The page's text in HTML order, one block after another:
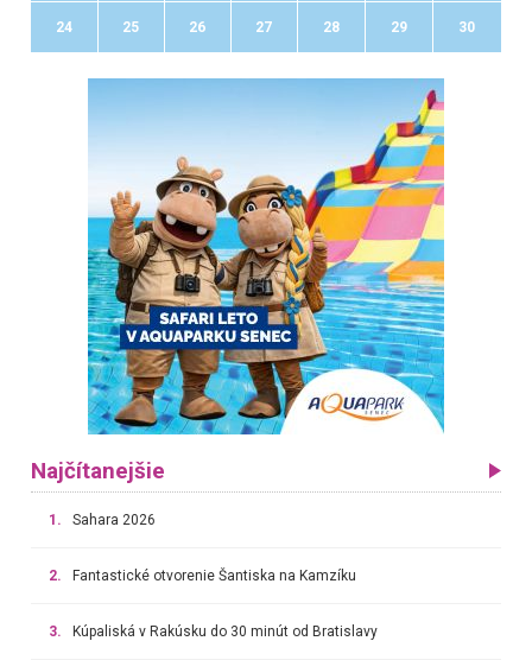
24 25 26 27 28 29 30
Najčítanejšie
1. Sahara 2026
2. Fantastické otvorenie Šantiska na Kamzíku
3. Kúpaliská v Rakúsku do 30 minút od Bratislavy